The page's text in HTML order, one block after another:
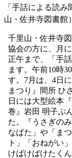
「手話による読
山・佐井寺図書館
千里山・佐井寺
協会の方に、月
正午まで、「手
ます。午前10時
す。7月は、4日
まつり』間所 ひ
日には大型絵本
巻』岩田 明子ぶ
た。『うさぎの
なばた」や「ま
ト」「おねがい
けばけばけたく